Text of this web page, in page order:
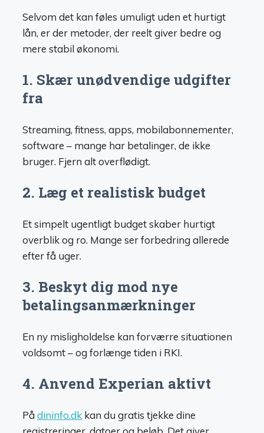
Selvom det kan føles umuligt uden et hurtigt
lån, er der metoder, der reelt giver bedre og
mere stabil økonomi.
1. Skær unødvendige udgifter
fra
Streaming, fitness, apps, mobilabonnementer,
software – mange har betalinger, de ikke
bruger. Fjern alt overflødigt.
2. Læg et realistisk budget
Et simpelt ugentligt budget skaber hurtigt
overblik og ro. Mange ser forbedring allerede
efter få uger.
3. Beskyt dig mod nye
betalingsanmærkninger
En ny misligholdelse kan forværre situationen
voldsomt – og forlænge tiden i RKI.
4. Anvend Experian aktivt
På dininfo.dk kan du gratis tjekke dine